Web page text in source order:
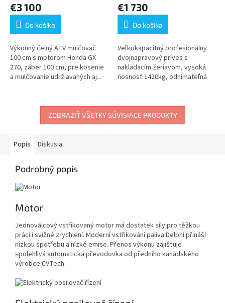
produktu
3,4
5
hviezdičiek.
€3 100
Do košíka
Výkonný čelný ATV mulčovač
100 cm s motorom Honda GX
270, záber 100 cm, pre kosenie
a mulčovanie udržiavaných aj...
produktu
3,5
5
hviezdičiek.
€1 730
Do košíka
Veľkokapacitný profesionálny
dvojnapravový príves s
nakladacím žeriavom, vysoká
nosnosť 1420kg, odnímateľná
ZOBRAZIŤ VŠETKY SÚVISIACE PRODUKTY
Popis Diskusia
Podrobný popis
Motor
Jednoválcový vstřikovaný motor má dostatek síly pro těžkou
práci i svižné zrychlení. Moderní vstřikování paliva Delphi přináší
nízkou spotřebu a nízké emise. Přenos výkonu zajišťuje
spolehlivá automatická převodovka od předního kanadského
výrobce CVTech.